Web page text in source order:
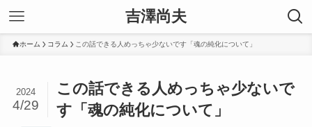
吉澤尚夫
ホーム コラム この話できる人めっちゃ少ないです「魂の純化について」
この話できる人めっちゃ少ないで
す「魂の純化について」
2024
4/29